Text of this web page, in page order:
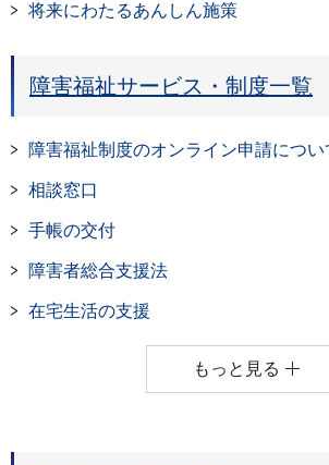
将来にわたるあんしん施策
障害福祉サービス・制度一覧
障害福祉制度のオンライン申請につい
相談窓口
手帳の交付
障害者総合支援法
在宅生活の支援
もっと見る